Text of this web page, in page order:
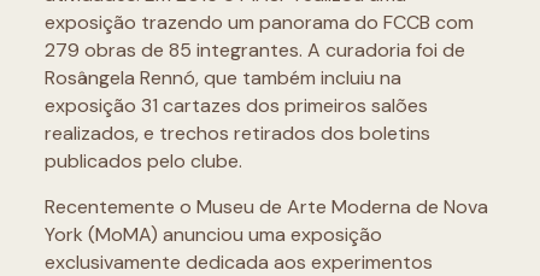
exposição trazendo um panorama do FCCB com
279 obras de 85 integrantes. A curadoria foi de
Rosângela Rennó, que também incluiu na
exposição 31 cartazes dos primeiros salões
realizados, e trechos retirados dos boletins
publicados pelo clube.
Recentemente o Museu de Arte Moderna de Nova
York (MoMA) anunciou uma exposição
exclusivamente dedicada aos experimentos